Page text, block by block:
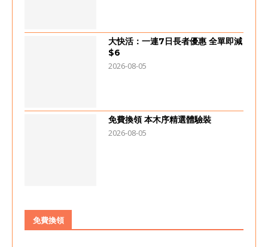
大快活：一連7日長者優惠 全單即減
$6
2026-08-05
免費換領 本木序精選體驗裝
2026-08-05
免費換領